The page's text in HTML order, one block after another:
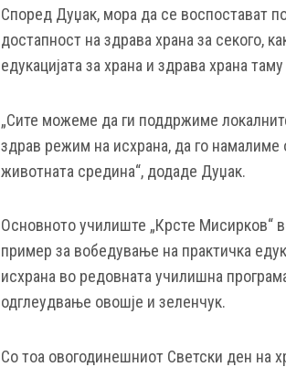
Според Дуџак, мора да се воспостават
достапност на здрава храна за секого,
едукацијата за храна и здрава храна
„Сите можеме да ги поддржиме
здрав режим на исхрана, да го
животната средина“, додаде Дуџак.
Основното училиште „Крсте Мисирков“
пример за вобедување на практичка
исхрана во редовната училишна
одглеудвање овошје и зеленчук.
Со тоа овогодинешниот Светски ден на